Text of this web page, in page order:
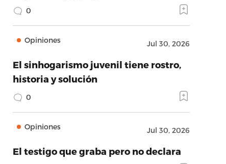
0
Opiniones Jul 30, 2026
El sinhogarismo juvenil tiene rostro,
historia y solución
0
Opiniones Jul 30, 2026
El testigo que graba pero no declara